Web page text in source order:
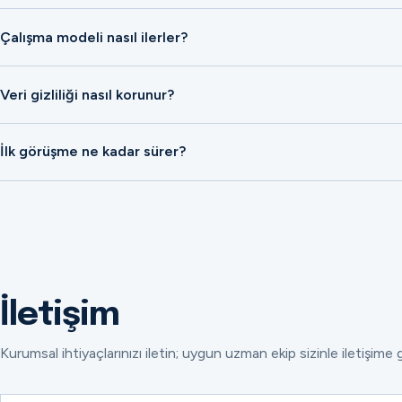
Çalışma modeli nasıl ilerler?
Veri gizliliği nasıl korunur?
İlk görüşme ne kadar sürer?
İletişim
Kurumsal ihtiyaçlarınızı iletin; uygun uzman ekip sizinle iletişime